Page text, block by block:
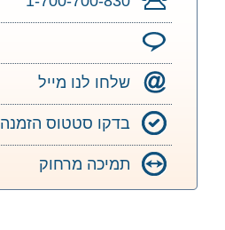
שלחו לנו מייל
בדקו סטטוס הזמנה
תמיכה מרחוק